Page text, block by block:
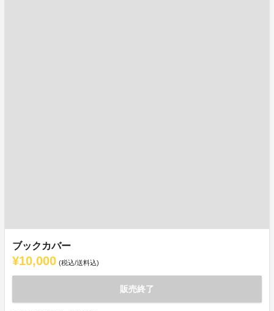
ブックカバー
¥10,000 (税込/送料込)
販売終了